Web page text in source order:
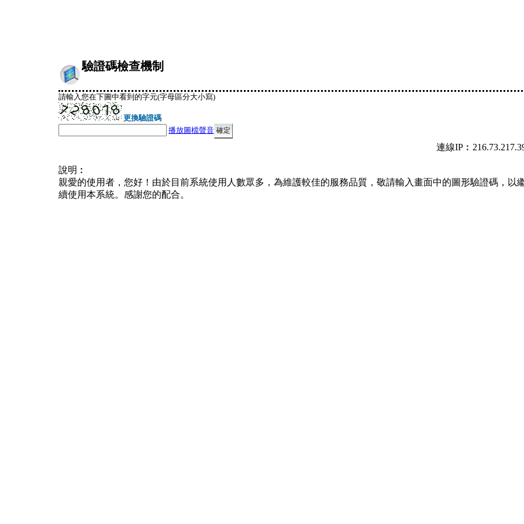
驗證碼檢查機制
請輸入您在下圖中看到的字元(字母區分大小寫)
更換驗證碼
播放圖檔聲音
連線
說明︰
親愛的使用者，您好！由於目前系統使用人數眾多，為維護較佳的服務品質，敬請輸入畫面中的圖形驗證碼，以
續使用本系統。感謝您的配合。